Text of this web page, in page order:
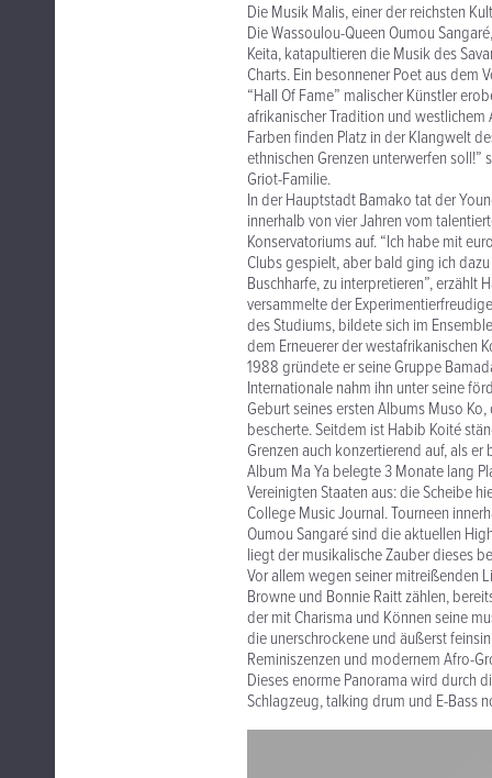
Die Musik Malis, einer der reichsten
Die Wassoulou-Queen Oumou
Keita, katapultieren die Musik des
Charts. Ein besonnener Poet aus dem
“Hall Of Fame” malischer Künstler
afrikanischer Tradition und
Farben finden Platz in der Klangwelt
ethnischen Grenzen unterwerfen
Griot-Familie.
In der Hauptstadt Bamako tat der
innerhalb von vier Jahren vom
Konservatoriums auf. “Ich habe mit
Clubs gespielt, aber bald ging ich
Buschharfe, zu interpretieren”, erzählt
versammelte der
des Studiums, bildete sich im
dem Erneuerer der westafrikanischen
1988 gründete er seine Gruppe
Internationale nahm ihn unter seine
Geburt seines ersten Albums Muso
bescherte. Seitdem ist Habib Koité
Grenzen auch konzertierend auf, als
Album Ma Ya belegte 3 Monate lang
Vereinigten Staaten aus: die Scheibe
College Music Journal. Tourneen
Oumou Sangaré sind die aktuellen
liegt der musikalische Zauber dieses
Vor allem wegen seiner mitreißenden
Browne und Bonnie Raitt zählen,
der mit Charisma und Können seine
die unerschrockene und äußerst
Reminiszenzen und modernem Afro-
Dieses enorme Panorama wird durch
Schlagzeug, talking drum und E-Bass